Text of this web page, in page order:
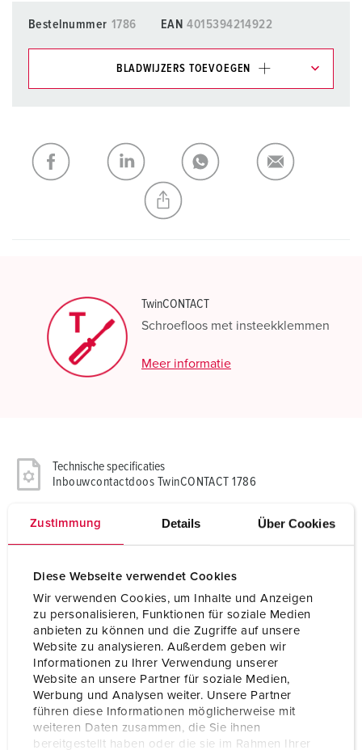
Zustimmung Details Über Cookies
Diese Webseite verwendet Cookies
Wir verwenden Cookies, um Inhalte und Anzeigen
zu personalisieren, Funktionen für soziale Medien
anbieten zu können und die Zugriffe auf unsere
Website zu analysieren. Außerdem geben wir
Informationen zu Ihrer Verwendung unserer
Website an unsere Partner für soziale Medien,
Werbung und Analysen weiter. Unsere Partner
führen diese Informationen möglicherweise mit
weiteren Daten zusammen, die Sie ihnen
bereitgestellt haben oder die sie im Rahmen Ihrer
Bestelnummer 1786 EAN 4015394214922
BLADWIJZERS TOEVOEGEN
Mijn lijst TOEVOEGEN
NIEUW LIJST MAKEN
TwinCONTACT
Schroefloos met insteekklemmen
Meer informatie
Technische specificaties
Inbouwcontactdoos TwinCONTACT 1786
Ampère 32 A
Uurstand 4 h
zonder schroeven, TwinCONTACT
Contacten standaard